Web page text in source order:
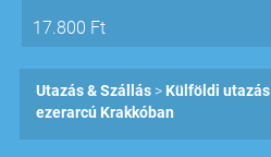
17.800 Ft
Utazás & Szállás Külföldi utazás
ezerarcú Krakkóban